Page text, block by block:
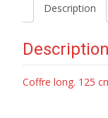
Description
Description
Coffre long. 125